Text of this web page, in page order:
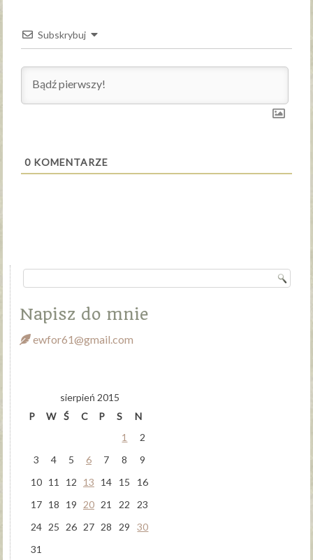
Subskrybuj
0 KOMENTARZE
Napisz do mnie
ewfor61@gmail.com
sierpień 2015
P
W Ś C P S
N
1
2
3
4 5 6 7 8
9
10 11 12 13 14 15
16
17 18 19 20 21 22
23
24 25 26 27 28 29
30
31